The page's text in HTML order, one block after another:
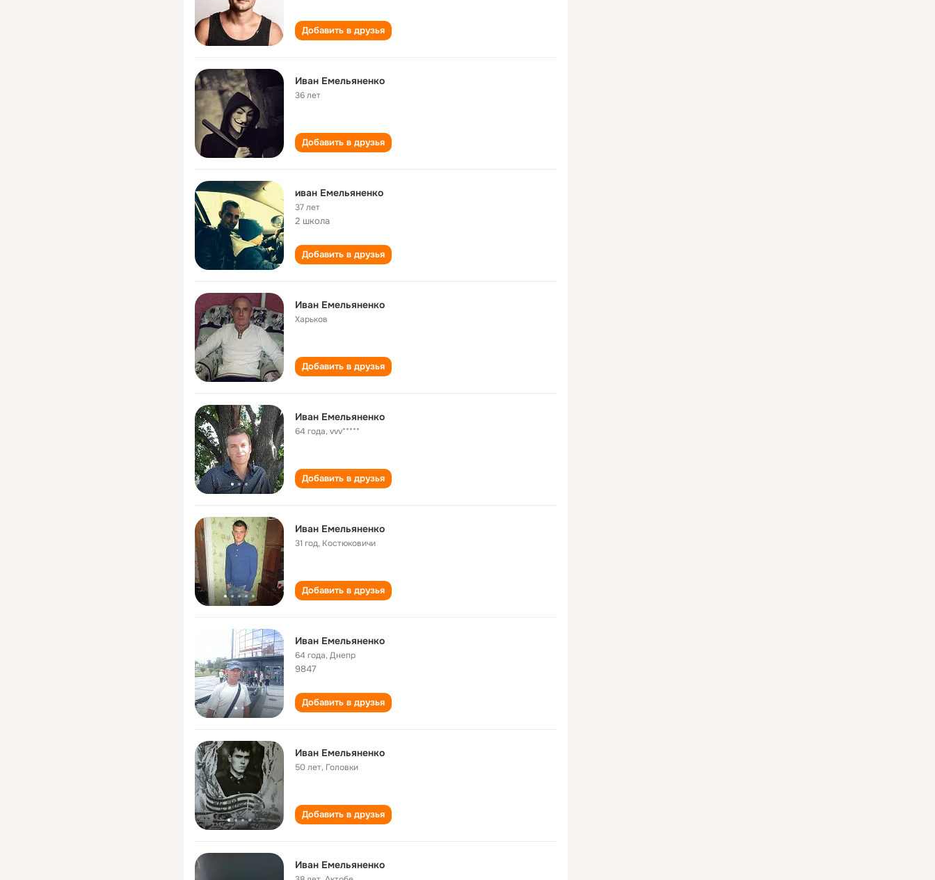
Добавить в друзья
Иван Емельяненко
36 лет
Добавить в друзья
иван Емельяненко
37 лет
2 школа
Добавить в друзья
Иван Емельяненко
Харьков
Добавить в друзья
Иван Емельяненко
64 года,vvv*****
Добавить в друзья
Иван Емельяненко
31 год, Костюковичи
Добавить в друзья
Иван Емельяненко
64 года,Днепр
9847
Добавить в друзья
Иван Емельяненко
50 лет, Головки
Добавить в друзья
Иван Емельяненко